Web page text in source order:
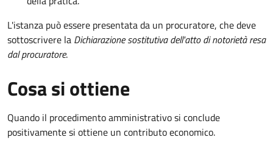
L'istanza può essere presentata da un procuratore, che deve
sottoscrivere la Dichiarazione sostitutiva dell'atto di notorietà resa
dal procuratore.
Cosa si ottiene
Quando il procedimento amministrativo si conclude
positivamente si ottiene un contributo economico.